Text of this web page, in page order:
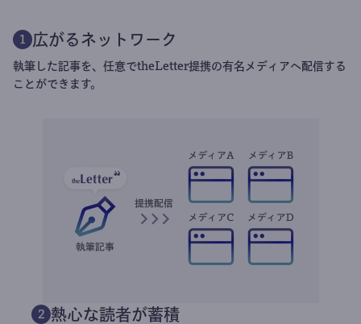
1 広がるネットワーク
執筆した記事を、任意でtheLetter提携の有名メディアへ配信する
ことができます。
2 熱心な読者が蓄積